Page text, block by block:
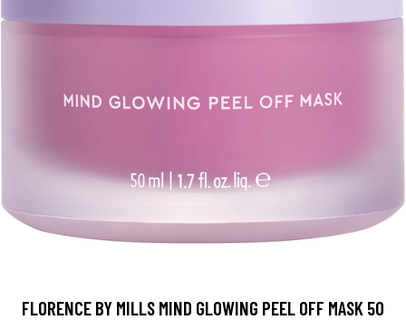
FLORENCE BY MILLS MIND GLOWING PEEL OFF MASK 50